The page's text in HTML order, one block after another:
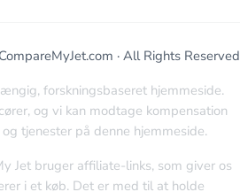
· All Rights Reserved
forskningsbaseret hjemmeside.
og vi kan modtage kompensation
tjenester på denne hjemmeside.
Jet bruger affiliate-links, som giver os
i et køb. Det er med til at holde